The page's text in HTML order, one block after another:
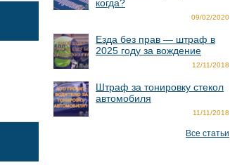
когда?
09/02/2020
Езда без прав — штраф в
2025 году за вождение
12/11/2018
Штраф за тонировку стекол
автомобиля
11/11/2018
Все статьи